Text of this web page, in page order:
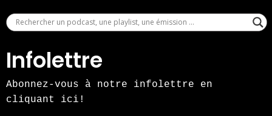
Infolettre
Abonnez-vous à notre infolettre en
cliquant ici!